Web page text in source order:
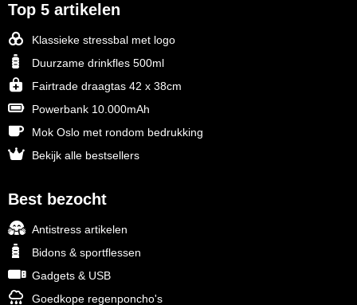
Top 5 artikelen
Klassieke stressbal met logo
Duurzame drinkfles 500ml
Fairtrade draagtas 42 x 38cm
Powerbank 10.000mAh
Mok Oslo met rondom bedrukking
Bekijk alle bestsellers
Best bezocht
Antistress artikelen
Bidons & sportflessen
Gadgets & USB
Goedkope regenponcho's